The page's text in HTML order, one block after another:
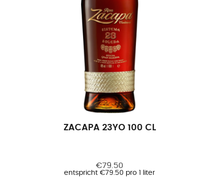
ZACAPA 23YO 100 CL
€79.50
entspricht €79.50 pro 1 liter